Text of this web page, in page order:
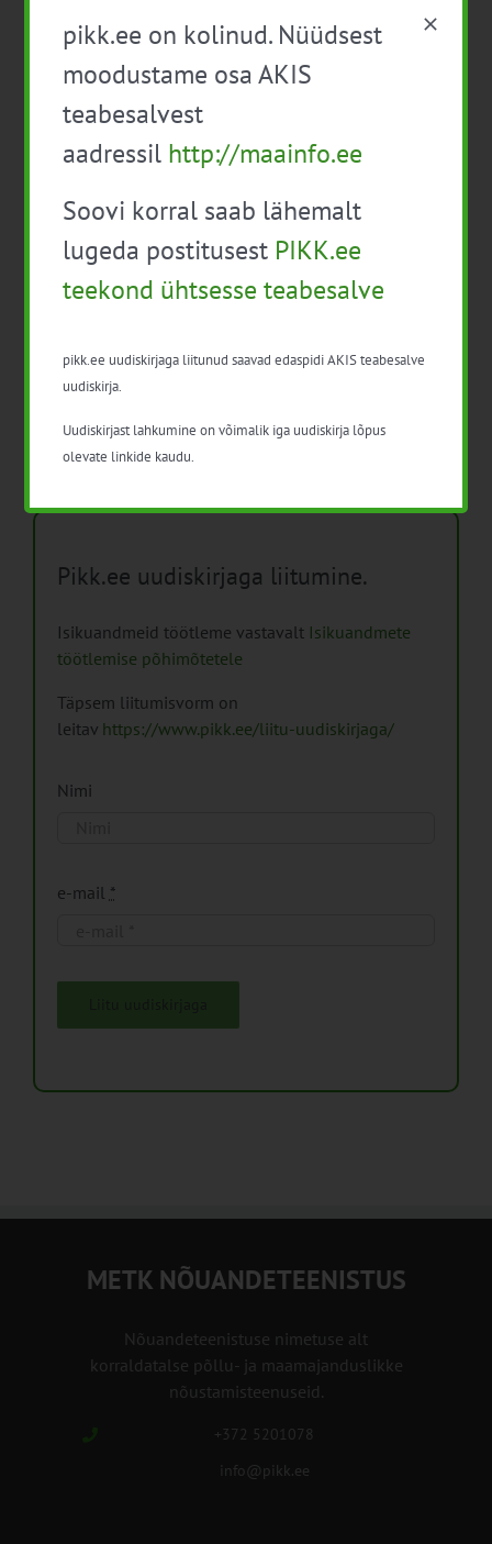
eestvedajatele
ESEE 2025 esitas pilgu “hea põllumehe”
Isikukaitsevahendid ja ohutusnõuded
taimekaitsetöödel
Mida näitavad toiduohutuse seirearuanded
Pikk.ee uudiskirjaga liitumine.
Isikuandmeid töötleme vastavalt Isikuandmete
töötlemise põhimõtetele
Täpsem liitumisvorm on
leitav https://www.pikk.ee/liitu-uudiskirjaga/
Nimi
e-mail *
METK NÕUANDETEENISTUS
Nõuandeteenistuse nimetuse alt
korraldatalse põllu- ja maamajanduslikke
nõustamisteenuseid.
+372 5201078
info@pikk.ee
pikk.ee on kolinud. Nüüdsest
moodustame osa AKIS
teabesalvest
aadressil http://maainfo.ee
Soovi korral saab lähemalt
lugeda postitusest PIKK.ee
teekond ühtsesse teabesalve
pikk.ee uudiskirjaga liitunud saavad edaspidi AKIS teabesalve
uudiskirja.
Uudiskirjast lahkumine on võimalik iga uudiskirja lõpus
olevate linkide kaudu.